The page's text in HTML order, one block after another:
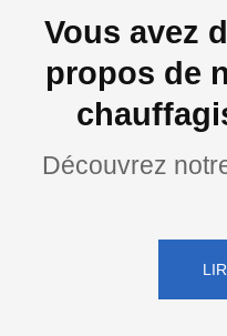
Vous avez
propos de
Découvrez